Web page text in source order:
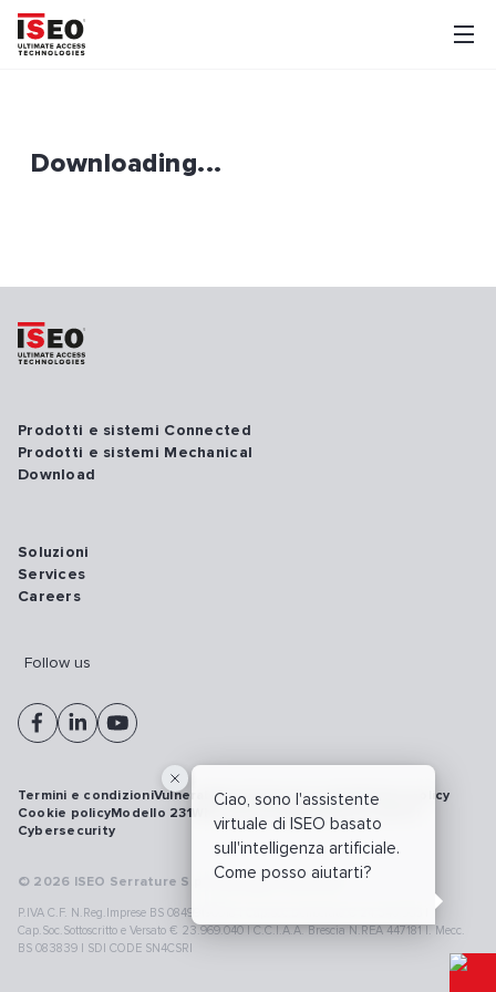
Downloading...
Ciao, sono l'assistente
virtuale di ISEO basato
sull'intelligenza artificiale.
Come posso aiutarti?
Prodotti e sistemi Connected
Prodotti e sistemi Mechanical
Download
Soluzioni
Services
Careers
Follow us
© 2026 ISEO Serrature S.p.A. All right reserved
P.IVA C.F. N.Reg.Imprese BS 08499190018 | Cap.Soc.Deliberato € 24.340.965 |
Cap.Soc.Sottoscritto e Versato € 23.969.040 | C.C.I.A.A. Brescia N.REA 447181 |. Mecc.
BS 083839 | SDI CODE SN4CSRI
Termini e condizioniVulnerability disclosure policyPrivacy policy
Cookie policyModello 231WhistleblowingRichiamo prodotti
Cybersecurity